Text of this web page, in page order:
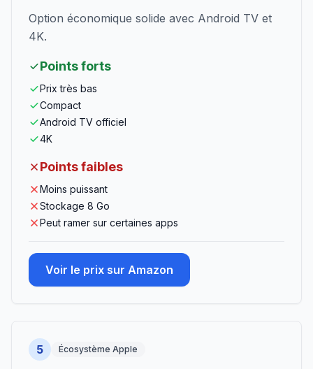
Option économique solide avec Android TV et
4K.
Points forts
Prix très bas
Compact
Android TV officiel
4K
Points faibles
Moins puissant
Stockage 8 Go
Peut ramer sur certaines apps
Voir le prix sur Amazon
5 Écosystème Apple